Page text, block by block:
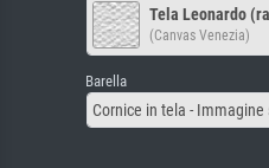
Tela Leonardo
(Canvas Venezia)
Barella
Cornice in tela -